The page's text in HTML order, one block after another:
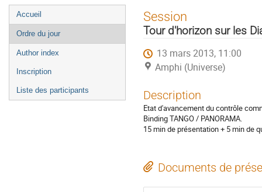
Menu
de
l'événement
Accueil
Ordre du jour
Author index
Inscription
Liste des participants
Session
Tour d'horizon sur les
13 mars 2013, 11:00
Amphi (Universe)
Description
Etat d'avancement du contrôle
Binding TANGO / PANORAMA.
15 min de présentation + 5 min de
Documents de